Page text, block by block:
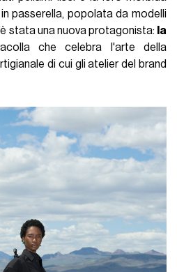
passerella, popolata da modelli
stata una nuova protagonista: la
che celebra l'arte della
di cui gli atelier del brand